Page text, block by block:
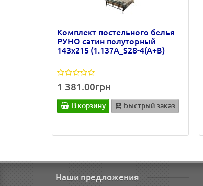
Комплект постельного белья
РУНО сатин полуторный
143х215 (1.137А_S28-4(A+B)
1 381.00грн
В корзину Быстрый заказ
Наши предложения